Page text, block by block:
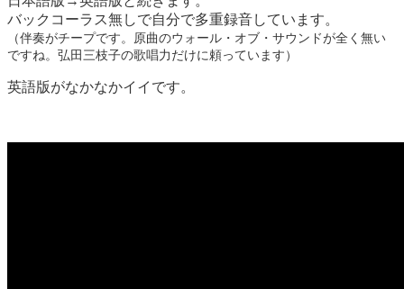
バックコーラス無しで自分で多重録音しています。
（伴奏がチープです。原曲のウォール・オブ・サウンドが全く無い
ですね。弘田三枝子の歌唱力だけに頼っています）
英語版がなかなかイイです。